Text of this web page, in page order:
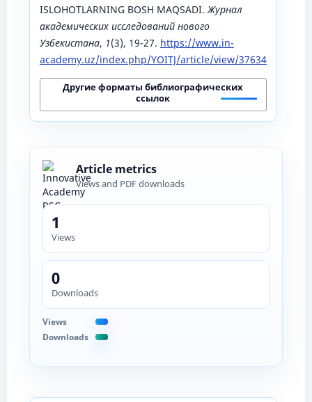
ISLOHOTLARNING BOSH MAQSADI.Журнал
академических исследований нового
Узбекистана, 1(3), 19-27. https://www.in-
academy.uz/index.php/YOITJ/article/view/37634
Другие форматы библиографических
ссылок
Article metrics
Views and PDF downloads
1
Views
0
Downloads
Views
Downloads